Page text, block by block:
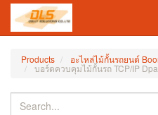
Products อะไหล่ไม้กั้นรถยนต์
บอร์ดควบคุมไม้กั้นรถ TCP/IP